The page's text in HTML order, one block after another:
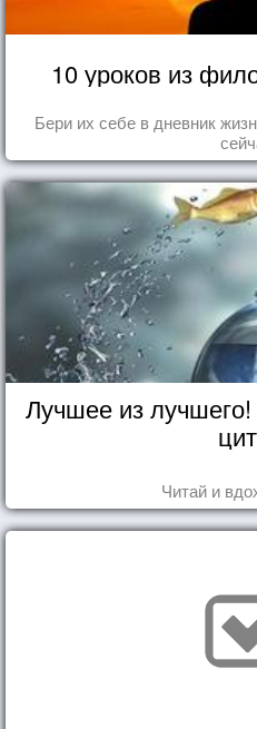
10 уроков из
Бери их себе в дневник
Лучшее из
Читай и